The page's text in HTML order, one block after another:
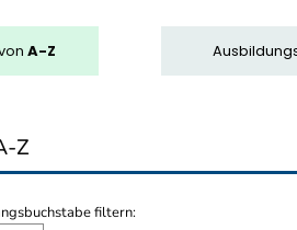
A-Z
Z
filtern: